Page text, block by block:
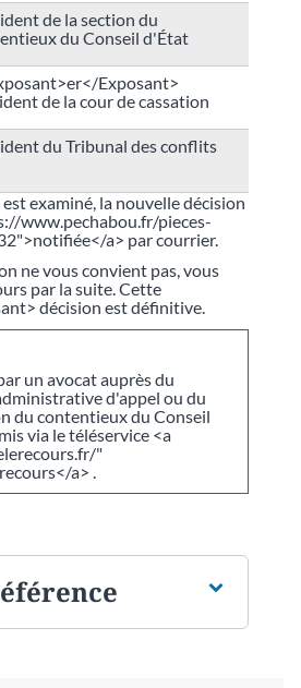
de la section du
du Conseil d'État
Exposant>
de la cour de cassation
du Tribunal des conflits
examiné, la nouvelle décision
www.pechabou.fr/pieces-
a> par courrier.
ne vous convient pas, vous
par la suite. Cette
décision est définitive.
un avocat auprès du
d'appel ou du
du contentieux du Conseil
via le téléservice <a
"
a> .